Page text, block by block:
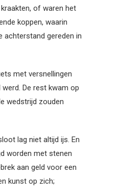
of waren het
koppen, waarin
achterstand gereden in
met versnellingen
De rest kwam op
wedstrijd zouden
lag niet altijd ijs. En
worden met stenen
aan geld voor een
kunst op zich;